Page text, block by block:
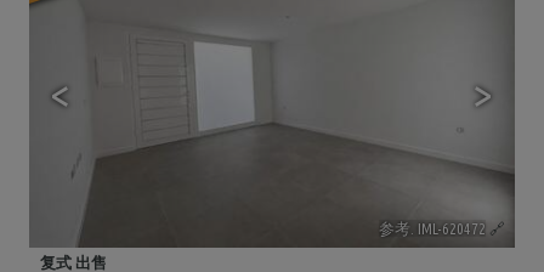
< >
参考. IML-620472 🔗
复式 出售